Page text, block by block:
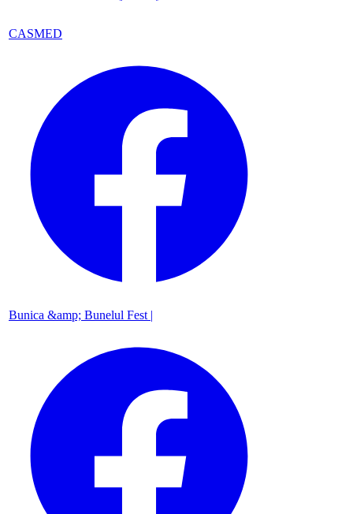
CASMED
Bunica &amp; Bunelul Fest |